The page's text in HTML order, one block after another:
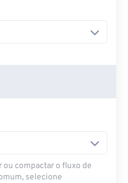
ou compactar o fluxo de
selecione